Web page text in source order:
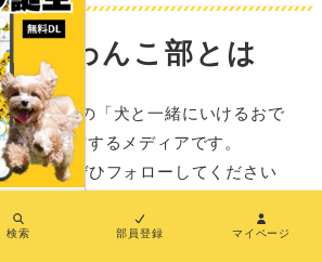
かけわんこ部とは
は、全国の「犬と一緒にいけるおで
報」を発信するメディアです。
信中！ぜひフォローしてください
検索 部員登録 マイページ